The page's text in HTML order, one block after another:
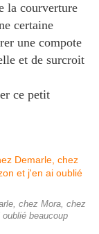
la courverture
certaine
une compote
et de surcroit
ce petit
chez Mora, chez
beaucoup